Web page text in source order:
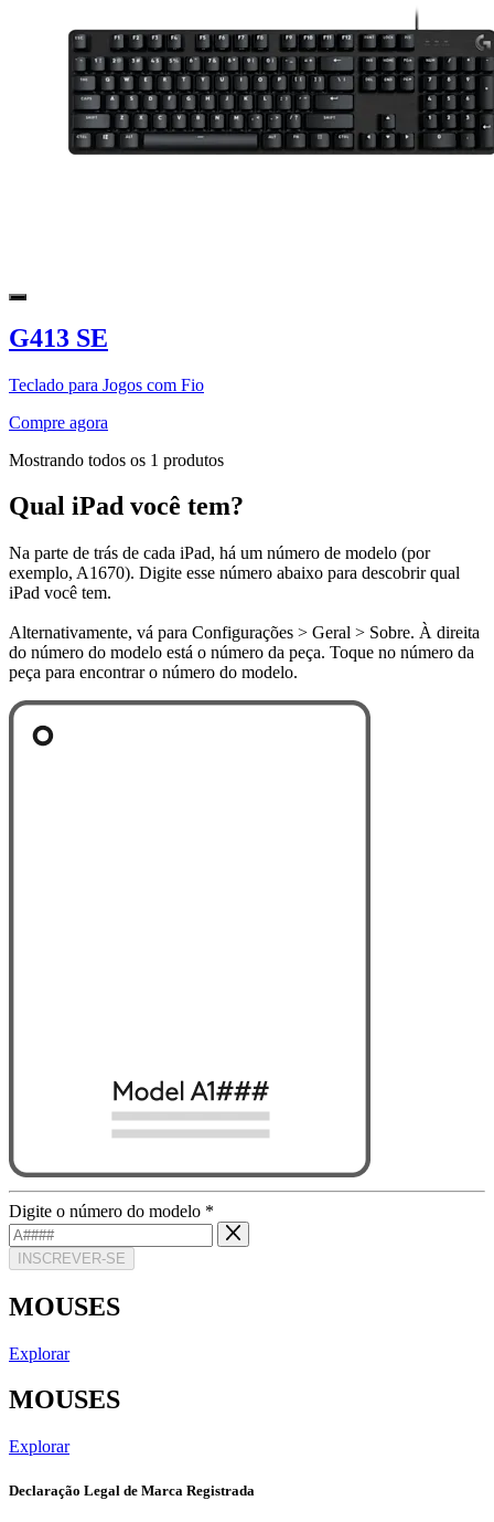
G413 SE
Teclado para Jogos com Fio
Compre agora
Mostrando todos os 1 produtos
Qual iPad você tem?
Na parte de trás de cada iPad, há um número de modelo (por
exemplo, A1670). Digite esse número abaixo para descobrir qual
iPad você tem.
Alternativamente, vá para Configurações > Geral > Sobre. À direita
do número do modelo está o número da peça. Toque no número da
peça para encontrar o número do modelo.
Digite o número do modelo *
INSCREVER-SE
MOUSES
Explorar
MOUSES
Explorar
Declaração Legal de Marca Registrada